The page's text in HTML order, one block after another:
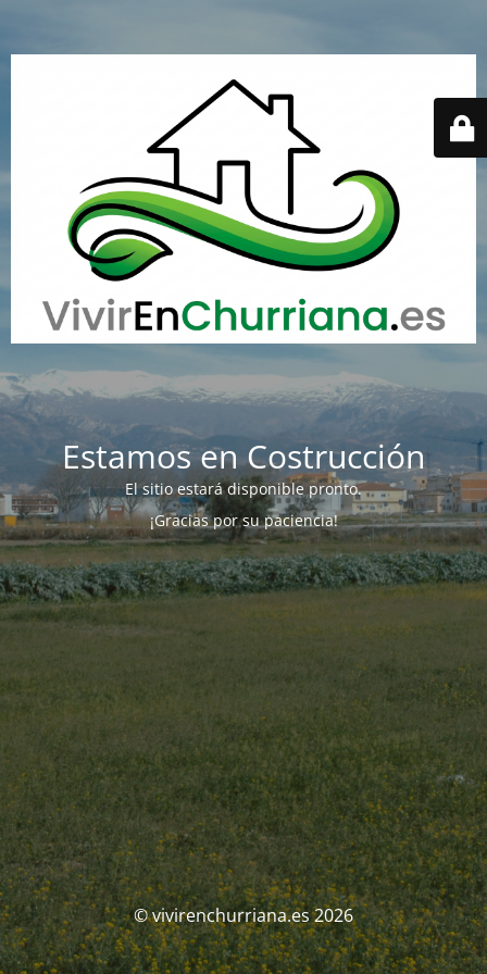
Estamos en Costrucción
El sitio estará disponible pronto.
¡Gracias por su paciencia!
© vivirenchurriana.es 2026